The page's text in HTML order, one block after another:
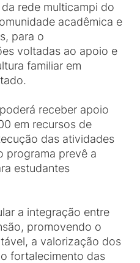
rede multicampi do
acadêmica e
para o
voltadas ao apoio e
familiar em
receber apoio
em recursos de
das atividades
programa prevê a
estudantes
a integração entre
promovendo o
a valorização dos
fortalecimento das